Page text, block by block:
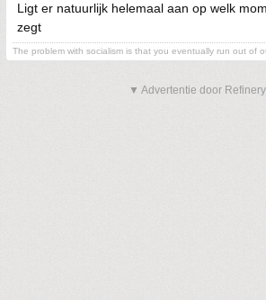
Ligt er natuurlijk helemaal aan op welk
zegt
The problem with socialism is that you eventually run out of
▼ Advertentie door